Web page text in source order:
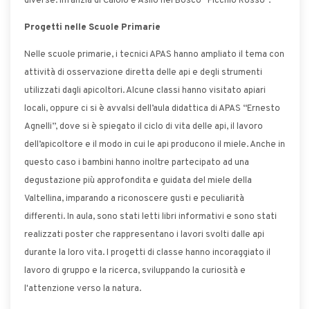
Progetti nelle Scuole Primarie
Nelle scuole primarie, i tecnici APAS hanno ampliato il tema con
attività di osservazione diretta delle api e degli strumenti
utilizzati dagli apicoltori. Alcune classi hanno visitato apiari
locali, oppure ci si è avvalsi dell’aula didattica di APAS “Ernesto
Agnelli”, dove si è spiegato il ciclo di vita delle api, il lavoro
dell’apicoltore e il modo in cui le api producono il miele. Anche in
questo caso i bambini hanno inoltre partecipato ad una
degustazione più approfondita e guidata del miele della
Valtellina, imparando a riconoscere gusti e peculiarità
differenti. In aula, sono stati letti libri informativi e sono stati
realizzati poster che rappresentano i lavori svolti dalle api
durante la loro vita. I progetti di classe hanno incoraggiato il
lavoro di gruppo e la ricerca, sviluppando la curiosità e
l'attenzione verso la natura.